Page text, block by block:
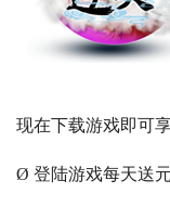
现在下载游戏即可
Ø 登陆游戏每天送